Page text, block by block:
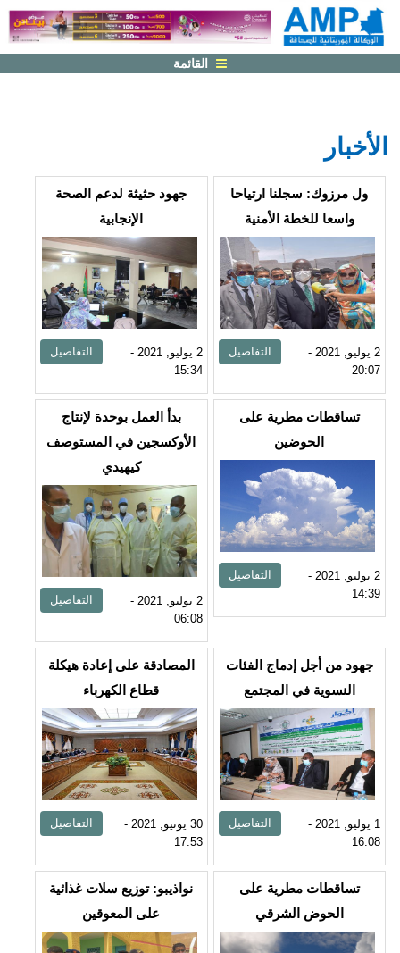
القائمة
الأخبار
ول مرزوك: سجلنا ارتياحا
واسعا للخطة الأمنية
التفاصيل
2 يوليو, 2021 -
20:07
جهود حثيثة لدعم الصحة
الإنجابية
التفاصيل
2 يوليو, 2021 -
15:34
تساقطات مطرية على
الحوضين
التفاصيل
2 يوليو, 2021 -
14:39
بدأ العمل بوحدة لإنتاج
الأوكسجين في المستوصف
كيهيدي
التفاصيل
2 يوليو, 2021 -
06:08
جهود من أجل إدماج الفئات
النسوية في المجتمع
التفاصيل
1 يوليو, 2021 -
16:08
المصادقة على إعادة هيكلة
قطاع الكهرباء
التفاصيل
30 يونيو, 2021 -
17:53
تساقطات مطرية على
الحوض الشرقي
نواذيبو: توزيع سلات غذائية
على المعوقين
الصفحات